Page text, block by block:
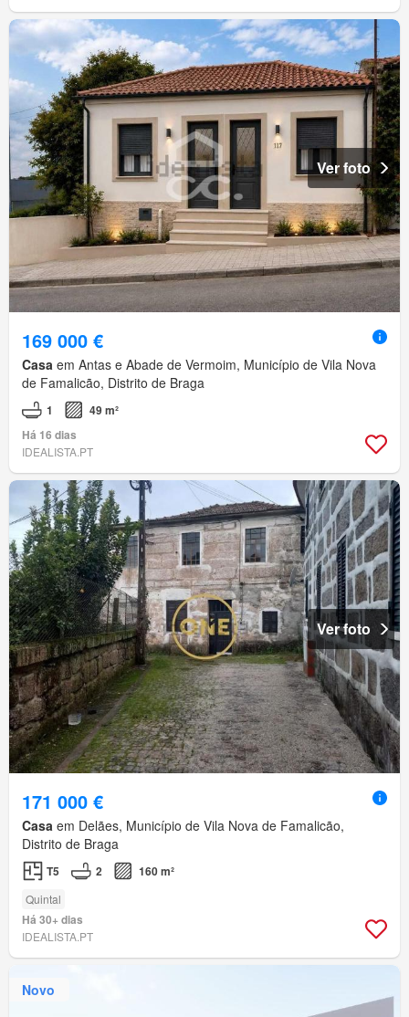
Ver foto
169 000 €
Casa em Antas e Abade de Vermoim, Município de Vila Nova
de Famalicão, Distrito de Braga
1
49 m²
Há 16 dias
IDEALISTA.PT
Ver foto
171 000 €
Casa em Delães, Município de Vila Nova de Famalicão,
Distrito de Braga
T5 2 160 m²
Quintal
Há 30+ dias
IDEALISTA.PT
Novo